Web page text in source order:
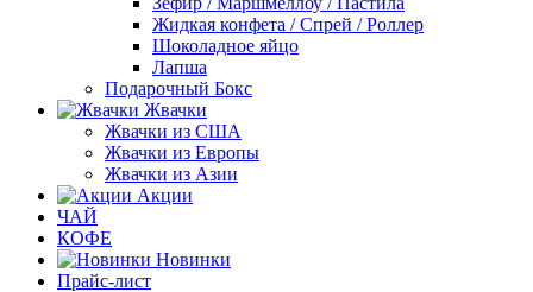
Жидкая конфета / Спрей / Роллер
Шоколадное яйцо
Лапша
Подарочный Бокс
Жвачки
Жвачки из США
Жвачки из Европы
Жвачки из Азии
Акции
ЧАЙ
КОФЕ
Новинки
Прайс-лист